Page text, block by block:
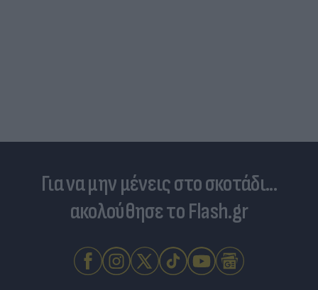
Για να μην μένεις στο σκοτάδι...
ακολούθησε το Flash.gr